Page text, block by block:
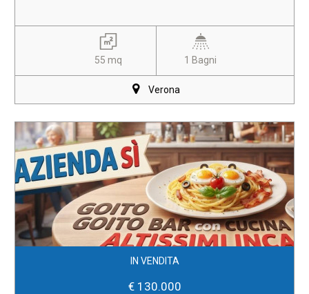
55 mq 1 Bagni
Verona
IN VENDITA
€ 130.000